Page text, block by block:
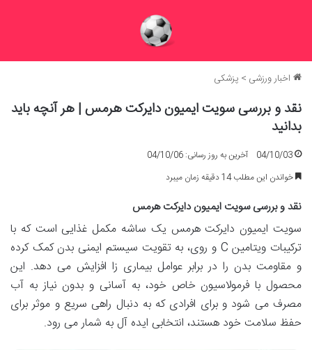
اخبار ورزشی > پزشکی
نقد و بررسی سویت ایمیون دایرکت هرمس | هر آنچه باید
بدانید
04/10/03
آخرین به روز رسانی: 04/10/06
خواندن این مطلب 14 دقیقه زمان میبرد
نقد و بررسی سویت ایمیون دایرکت هرمس
سویت ایمیون دایرکت هرمس یک ساشه مکمل غذایی است که با
ترکیبات ویتامین C و روی، به تقویت سیستم ایمنی بدن کمک کرده
و مقاومت بدن را در برابر عوامل بیماری زا افزایش می دهد. این
محصول با فرمولاسیون خاص خود، به آسانی و بدون نیاز به آب
مصرف می شود و برای افرادی که به دنبال راهی سریع و موثر برای
حفظ سلامت خود هستند، انتخابی ایده آل به شمار می رود.